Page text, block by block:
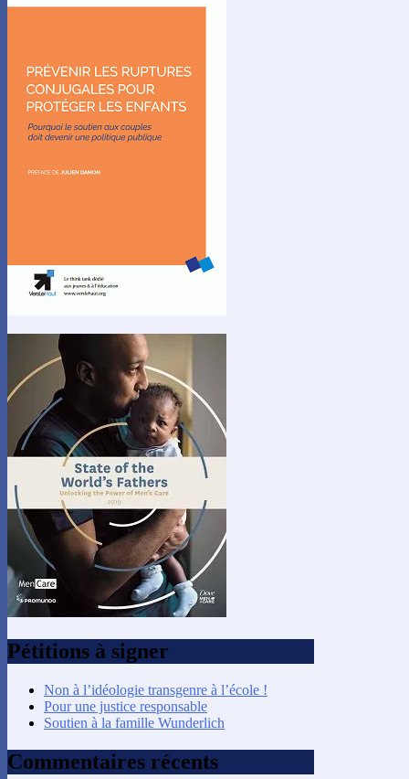
Pétitions à signer
Non à l’idéologie transgenre à l’école !
Pour une justice responsable
Soutien à la famille Wunderlich
Commentaires récents